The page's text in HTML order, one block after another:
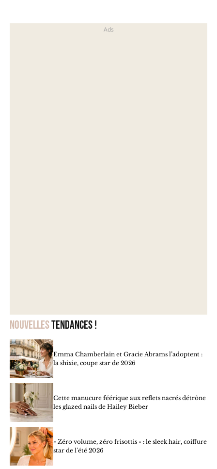
Nouvellestendances !
Emma Chamberlain et Gracie Abrams l’adoptent :
la shixie, coupe star de 2026
Cette manucure féérique aux reflets nacrés détrône
les glazed nails de Hailey Bieber
« Zéro volume, zéro frisottis » : le sleek hair, coiffure
star de l’été 2026